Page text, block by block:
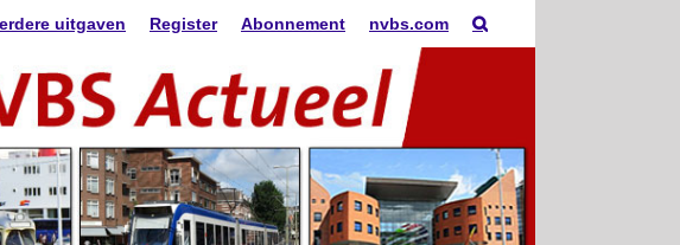
uitgaven Register Abonnement nvbs.com